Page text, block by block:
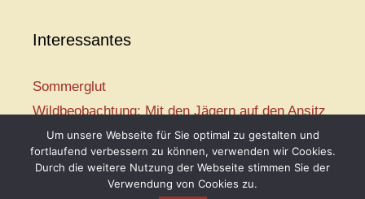
Interessantes
Sommerglut
Wildbeobachtung: Mit den Jägern auf den Ansitz
Mir ist so heiß
Mission: Rettungsschwimmer
Vogelwelt-Entdeckertour
Um unsere Webseite für Sie optimal zu gestalten und
fortlaufend verbessern zu können, verwenden wir Cookies.
Durch die weitere Nutzung der Webseite stimmen Sie der
Verwendung von Cookies zu.